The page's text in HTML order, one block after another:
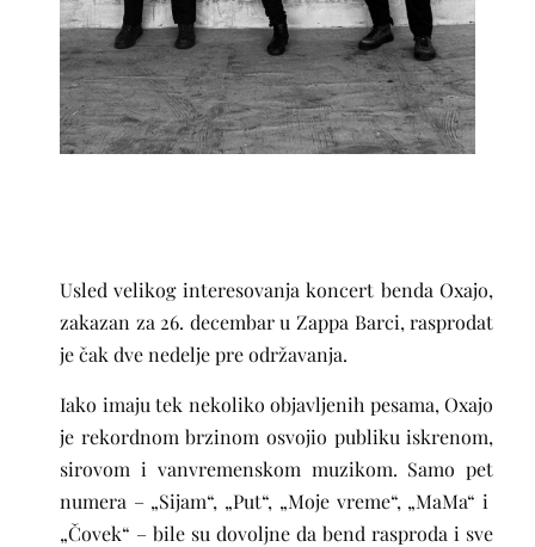
Usled velikog interesovanja koncert benda Oxajo,
zakazan za 26. decembar u Zappa Barci, rasprodat
je čak dve nedelje pre održavanja.
Iako imaju tek nekoliko objavljenih pesama, Oxajo
je rekordnom brzinom osvojio publiku iskrenom,
sirovom i vanvremenskom muzikom. Samo pet
numera – „Sijam“, „Put“, „Moje vreme“, „MaMa“ i
„Čovek“ – bile su dovoljne da bend rasproda i sve